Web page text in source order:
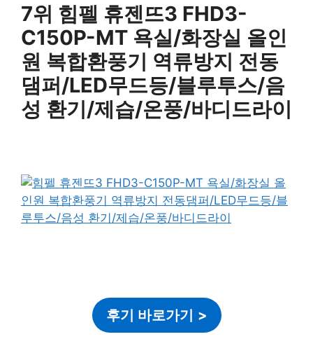
7위 힘펠 휴젠뜨3 FHD3-
C150P-MT 욕실/화장실 올인
원 복합환풍기 역류방지 전동
댐퍼/LED무드등/블루투스/음
성 환기/제습/온풍/바디드라이
후기 바로가기 >